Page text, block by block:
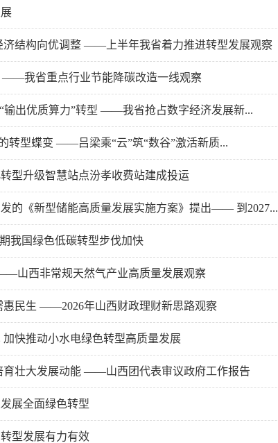
济结构向优调整 ——上半年我省着力推进转型发展观察
——我省重点行业节能降碳改造一线观察
输出优质算力”转型 ——我省抢占数字经济发展新...
转型蝶变 ——吕梁乘“云”筑“数谷”激活新质...
型升级智慧站点汾孝收费站建成投运
的《新型储能高质量发展实施方案》提出—— 到2027...
我国绿色低碳转型步伐加快
山西非常规天然气产业高质量发展观察
惠民生 ——2026年山西财政理财新思路观察
快推动小水电绿色转型高质量发展
育壮大发展动能 ——山西团代表审议政府工作报告
展全面绿色转型
型发展有力有效